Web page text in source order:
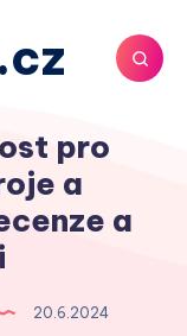
pro
a
a
20.6.2024